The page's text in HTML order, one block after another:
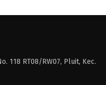
118 RT08/RW07, Pluit, Kec.